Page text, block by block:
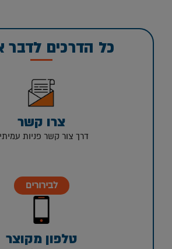
כל הדרכים לדבר
צרו קשר
דרך צור קשר פניות
לבירורים
טלפון מקוצר